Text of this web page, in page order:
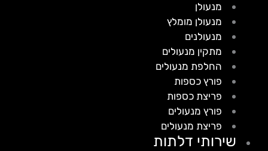
מנעולן
מנעולן מומלץ
מנעולנים
מתקין מנעולים
החלפת מנעולים
פורץ כספות
פריצת כספות
פורץ מנעולים
פריצת מנעולים
שירותי דלתות